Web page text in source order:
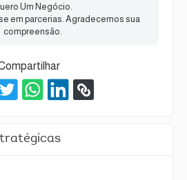
Um Negócio.
em parcerias. Agradecemos sua
compreensão.